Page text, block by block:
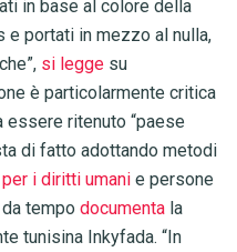
in base al colore della
e portati in mezzo al nulla,
si legge su
è particolarmente critica
essere ritenuto “paese
di fatto adottando metodi
i diritti umanie persone
tempo documentala
tunisina Inkyfada. “In